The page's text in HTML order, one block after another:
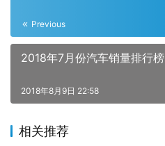
Previous
2018年7月份汽车销量排行榜
2018年8月9日 22:58
相关推荐